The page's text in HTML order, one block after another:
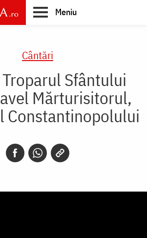
Meniu
Cântări
Sfântului
Mărturisitorul,
Constantinopolului